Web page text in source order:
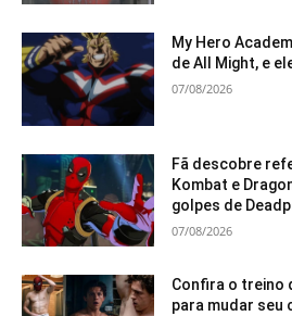
My Hero
de All Might, e
07/08/2026
Fã descobre
Kombat e
golpes de
07/08/2026
Confira o treino
para mudar seu